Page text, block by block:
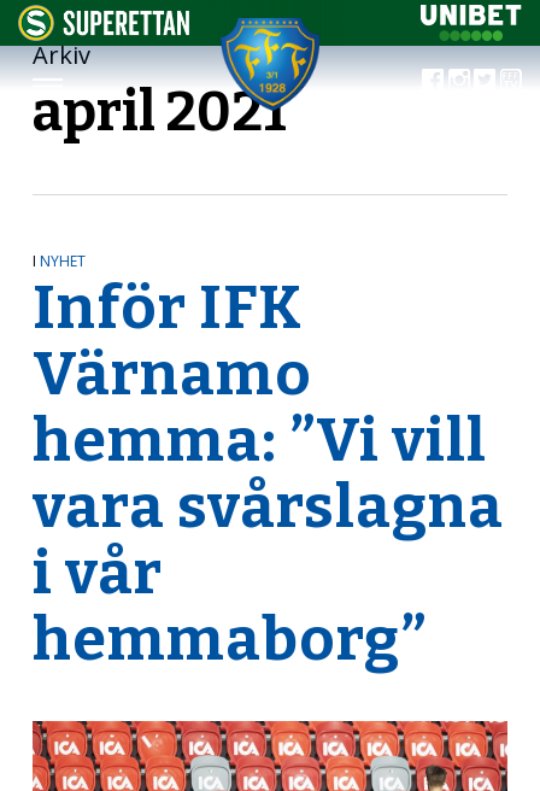
Arkiv
april 2021
I NYHET
Inför IFK
Värnamo
hemma: ”Vi vill
vara svårslagna
i vår
hemmaborg”